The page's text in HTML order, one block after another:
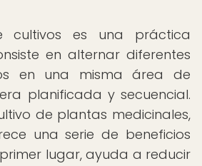
cultivos es una práctica
en alternar diferentes
en una misma área de
planificada y secuencial.
de plantas medicinales,
una serie de beneficios
lugar, ayuda a reducir